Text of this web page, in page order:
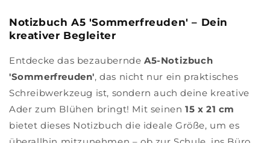
Notizbuch A5 'Sommerfreuden' – Dein
kreativer Begleiter
Entdecke das bezaubernde A5-Notizbuch
'Sommerfreuden', das nicht nur ein praktisches
Schreibwerkzeug ist, sondern auch deine kreative
Ader zum Blühen bringt! Mit seinen15 x 21 cm
bietet dieses Notizbuch die ideale Größe, um es